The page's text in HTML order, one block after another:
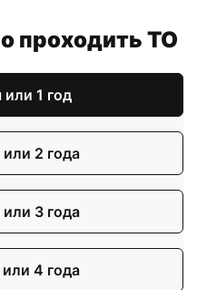
проходить ТО
1 год
2 года
3 года
4 года